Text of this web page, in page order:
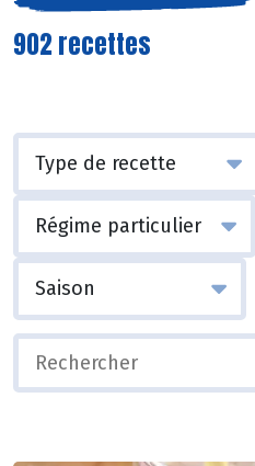
902 recettes